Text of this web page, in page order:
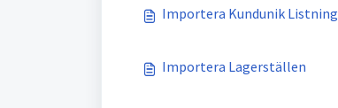
Importera Kundunik Listning
Importera Lagerställen